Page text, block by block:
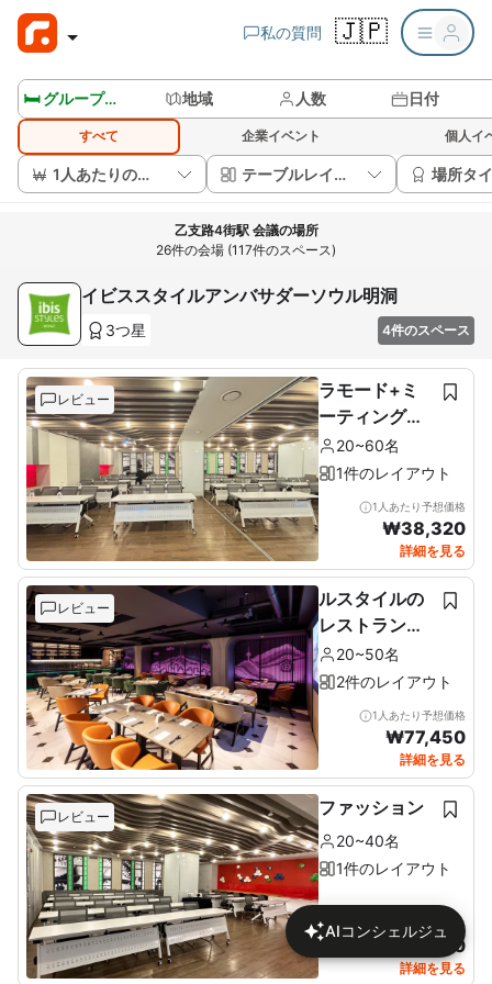
私の質問 🇯🇵
🛏️ グループルームを見る 地域 人数 日付
すべて 企業イベント 個人イ
1人あたりの価格 テーブルレイアウト 場所タ
乙支路4街駅 会議の場所
26件の会場 (117件のスペース)
イビススタイルアンバサダーソウル明洞
3つ星 4件のスペース
レビュー
ラモード+ミ
ーティングル
ーム20~60名
1件のレイアウト
1人あたり予想価格
₩38,320
詳細を見る
レビュー
ルスタイルの
レストラン＆
ルーフトップ
20~50名
2件のレイアウト
1人あたり予想価格
₩77,450
詳細を見る
レビュー ファッション
20~40名
1件のレイアウト
1人あたり予想価格
46,170
詳細を見る
AIコンシェルジュ